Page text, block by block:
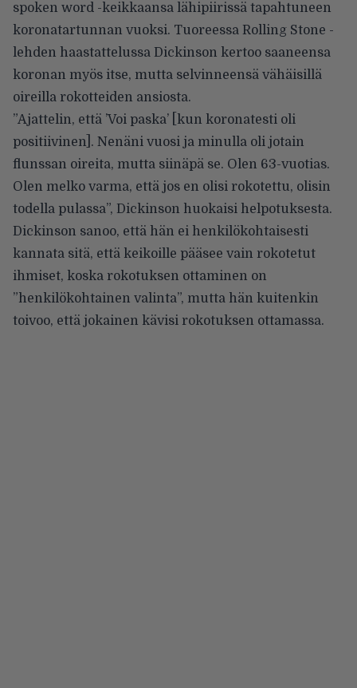
spoken word -keikkaansa lähipiirissä tapahtuneen
koronatartunnan vuoksi. Tuoreessa Rolling Stone -
lehden haastattelussa Dickinson kertoo saaneensa
koronan myös itse, mutta selvinneensä vähäisillä
oireilla rokotteiden ansiosta.
”Ajattelin, että ’Voi paska’ [kun koronatesti oli
positiivinen]. Nenäni vuosi ja minulla oli jotain
flunssan oireita, mutta siinäpä se. Olen 63-vuotias.
Olen melko varma, että jos en olisi rokotettu, olisin
todella pulassa”, Dickinson huokaisi helpotuksesta.
Dickinson sanoo, että hän ei henkilökohtaisesti
kannata sitä, että keikoille pääsee vain rokotetut
ihmiset, koska rokotuksen ottaminen on
”henkilökohtainen valinta”, mutta hän kuitenkin
toivoo, että jokainen kävisi rokotuksen ottamassa.